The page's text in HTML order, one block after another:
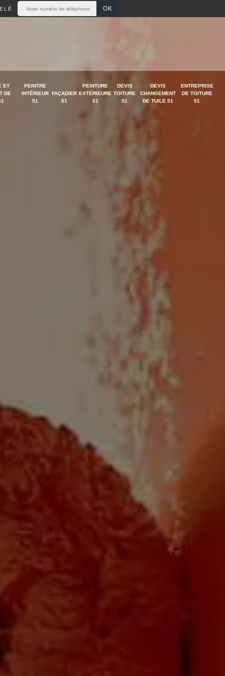
ET
DE
PEINTRE
INTÉRIEUR
51
FAÇADIER
51
PEINTURE
EXTÉRIEURE
51
DEVIS
TOITURE
51
DEVIS
CHANGEMENT
DE TUILE 51
ENTREPRISE
DE TOITURE
51